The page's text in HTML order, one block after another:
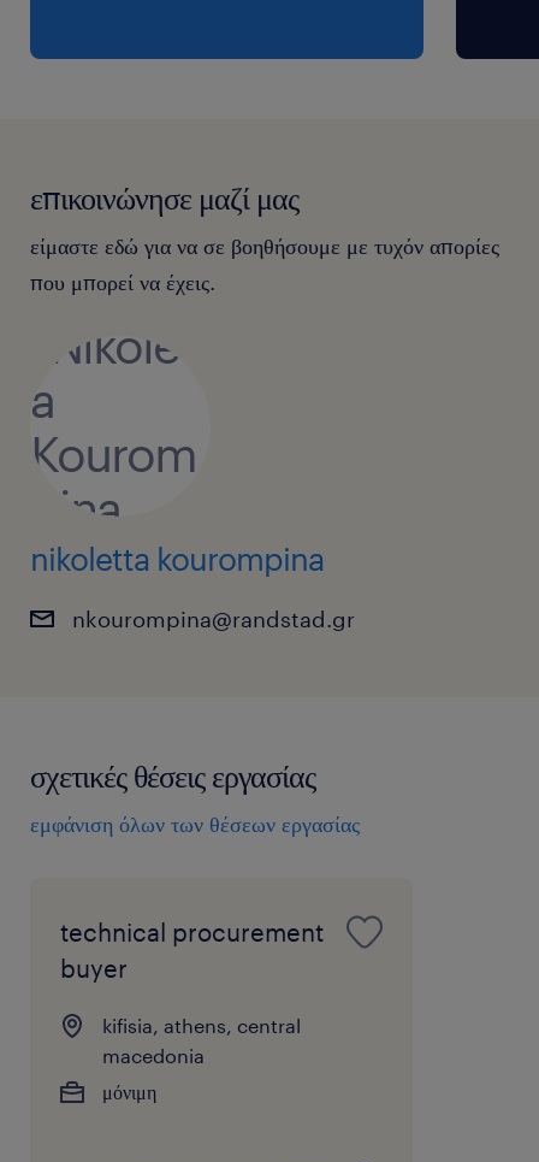
επικοινώνησε μαζί μας
είμαστε εδώ για να σε βοηθήσουμε με τυχόν απορίες
που μπορεί να έχεις.
nikoletta kourompina
nkourompina@randstad.gr
σχετικές θέσεις εργασίας
εμφάνιση όλων των θέσεων εργασίας
technical procurement
buyer
kifisia, athens, central
macedonia
μόνιμη